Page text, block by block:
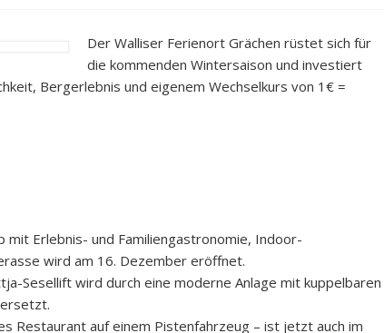
Der Walliser Ferienort Grächen rüstet sich für
die kommenden Wintersaison und investiert
Bergerlebnis und eigenem Wechselkurs von 1€ =
mit Erlebnis- und Familiengastronomie, Indoor-
wird am 16. Dezember eröffnet.
Sesellift wird durch eine moderne Anlage mit kuppelbaren
Restaurant auf einem Pistenfahrzeug – ist jetzt auch im